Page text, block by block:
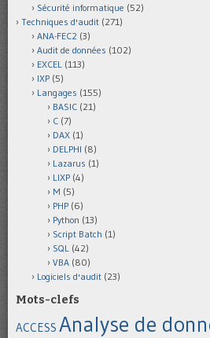
Sécurité informatique (52)
Techniques d'audit (271)
ANA-FEC2 (3)
Audit de données (102)
EXCEL (113)
IXP (5)
Langages (155)
BASIC (21)
C (7)
DAX (1)
DELPHI (8)
Lazarus (1)
LIXP (4)
M (5)
PHP (6)
Python (13)
Script Batch (1)
SQL (42)
VBA (80)
Logiciels d'audit (23)
Mots-clefs
ACCESS Analyse de